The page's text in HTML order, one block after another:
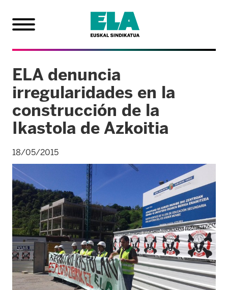
ELA denuncia
irregularidades en la
construcción de la
Ikastola de Azkoitia
18/05/2015